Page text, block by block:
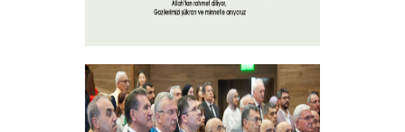
15 Temmuz 2024
+